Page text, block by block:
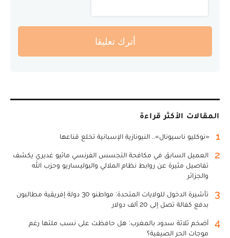
أترك تعليقا
المقالات الأكثر قراءة
1 «نوكليو ناسيونال».. النيونازية الإسبانية تخلع قناعها
2
العميل السابق في مكافحة التجسس الفرنسي ماثيو غديري يكشف
تفاصيل مثيرة عن روابط نظام الملالي والبوليساريو وحزب الله
والجزائر
3
تأشيرة الدخول للولايات المتحدة: مواطنو 30 دولة إفريقية مطالبون
بدفع كفالة تصل إلى 20 ألف دولار
4
أضخم ثلاثة سدود بالمغرب: هل حافظت على نسب ملئها رغم
موجات الحر الصيفية؟